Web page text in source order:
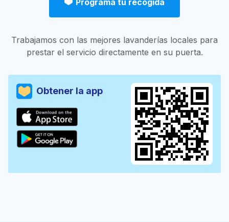
Programa tu recogida
Trabajamos con las mejores lavanderías locales para
prestar el servicio directamente en su puerta.
Obtener la app